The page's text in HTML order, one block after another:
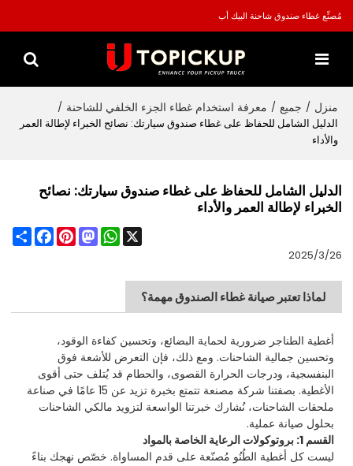
مُصنِّع غطاء صندوق شاحنة البيك أب
منزل / جميع / معرفة استخدام غطاء الجزء الخلفي للشاحنة /
الدليل الشامل للحفاظ على غطاء صندوق سيارتك: نصائح الخبراء لإطالة العمر
والأداء
الدليل الشامل للحفاظ على غطاء صندوق سيارتك: نصائح
الخبراء لإطالة العمر والأداء
Share
FacebookPinterest
Mastodon
WhatsApp
X
2025/3/26
لماذا تعتبر صيانة غطاء الصندوق مهمة؟
أغطية الطناجر ضرورية لحماية البضائع، وتحسين كفاءة الوقود،
وتحسين جمالية الشاحنات. ومع ذلك، فإن التعرض للأشعة فوق
البنفسجية، ودرجات الحرارة القصوى، والحطام قد يُتلف حتى أقوى
الأغطية. بصفتنا شركة مصنعة تتمتع بخبرة تزيد عن 15 عامًا في صناعة
ملحقات الشاحنات، نُشارك خبرتنا الواسعة لتزويد مالكي الشاحنات
بحلول صيانة عملية.
القسم 1: بروتوكولات الرعاية الخاصة بالمواد
ليست كل أغطية الطُنُو مُصنّعة على قدم المساواة. خصّص نهجك بناءً